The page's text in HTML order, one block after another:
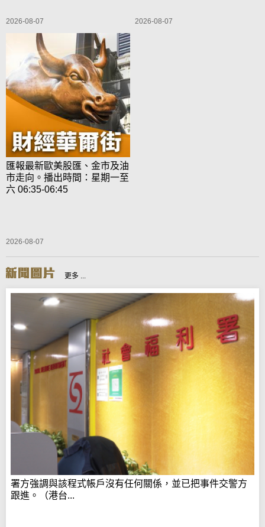
2026-08-07 2026-08-07
匯報最新歐美股匯、金市及油
市走向。播出時間：星期一至
六 06:35-06:45
2026-08-07
更多 ...
署方強調與該程式帳戶沒有任何關係，並已把事件交警方
跟進。（港台...